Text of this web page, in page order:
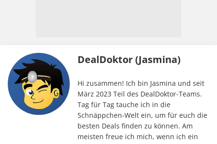
DealDoktor (Jasmina)
Hi zusammen! Ich bin Jasmina und seit
März 2023 Teil des DealDoktor-Teams.
Tag für Tag tauche ich in die
Schnäppchen-Welt ein, um für euch die
besten Deals finden zu können. Am
meisten freue ich mich, wenn ich ein